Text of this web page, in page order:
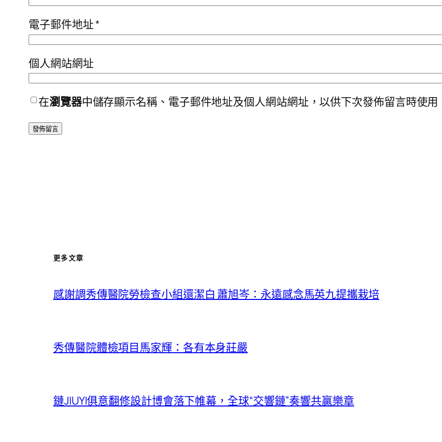
電子郵件地址*
個人網站網址
在瀏覽器中儲存顯示名稱、電子郵件地址及個人網站網址，以供下次發佈留言時使用
更多文章
感謝調秀傳醫院勞檢查小組還潔白 蕭旭岑：永遠感念馬英九提攜栽培
秀傳醫院體檢項目馬家輝：各有本身莊嚴
鏈JIUYI俱意翻修設計博會落下帷幕，全球“交響鏈”奏響共贏樂章​​